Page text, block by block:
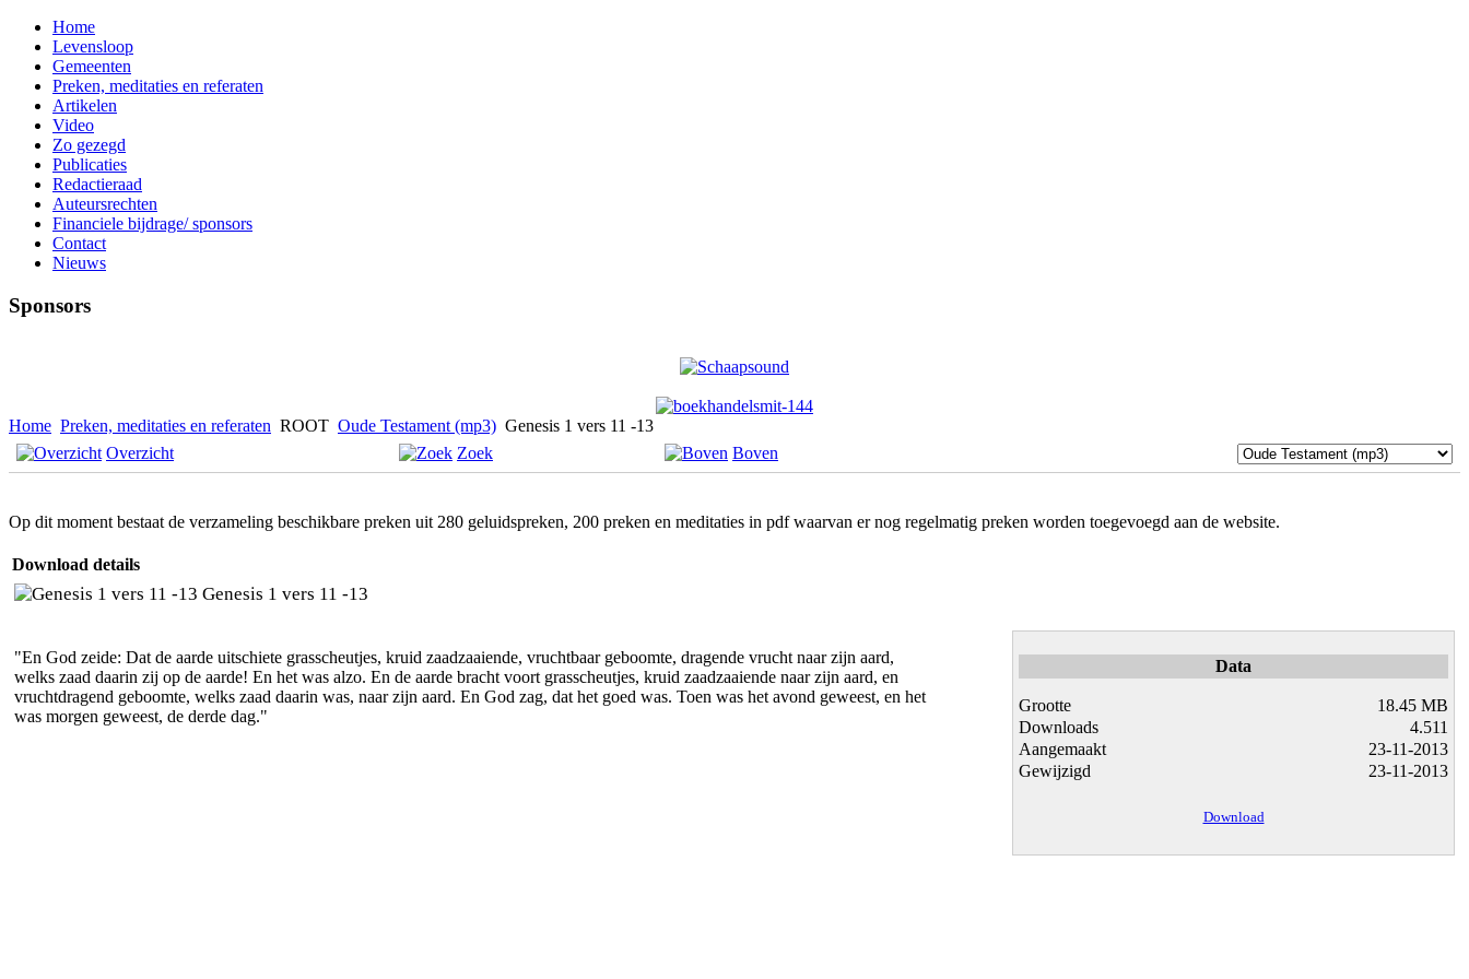
Home
Levensloop
Gemeenten
Preken, meditaties en referaten
Artikelen
Video
Zo gezegd
Publicaties
Redactieraad
Auteursrechten
Financiele bijdrage/ sponsors
Contact
Nieuws
Sponsors
Home Preken, meditaties en referaten ROOT Oude Testament (mp3) Genesis 1 vers 11 -13
Overzicht
Zoek Boven
Op dit moment bestaat de verzameling beschikbare preken uit 280 geluidspreken, 200 preken en meditaties in pdf waarvan er nog regelmatig preken worden toegevoegd aan de website.
Download details
Genesis 1 vers 11 -13
"En God zeide: Dat de aarde uitschiete grasscheutjes, kruid zaadzaaiende, vruchtbaar geboomte, dragende vrucht naar zijn aard,
welks zaad daarin zij op de aarde! En het was alzo. En de aarde bracht voort grasscheutjes, kruid zaadzaaiende naar zijn aard, en
vruchtdragend geboomte, welks zaad daarin was, naar zijn aard. En God zag, dat het goed was. Toen was het avond geweest, en het
was morgen geweest, de derde dag."
Data
Grootte
18.45 MB
Downloads
4.511
Aangemaakt
23-11-2013
Gewijzigd
23-11-2013
Download